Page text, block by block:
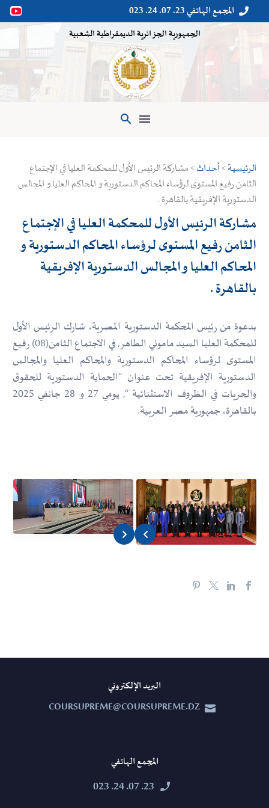

 المجمع الهاتفي 23. 07. 24. 023
الجمهورية الجزائرية الديمقراطية الشعبية

الرئيسية>أحداث> مشاركة الرئيس الأول للمحكمة العليا في الإجتماع
الثامن رفيع المستوى لرؤساء المحاكم الدستورية و المحاكم العليا و المجالس
الدستورية الإفريقية بالقاهرة .
مشاركة الرئيس الأول للمحكمة العليا في الإجتماع
الثامن رفيع المستوى لرؤساء المحاكم الدستورية و
المحاكم العليا و المجالس الدستورية الإفريقية
بالقاهرة .
بدعوة من رئيس المحكمة الدستورية المصرية، شارك الرئيس الأول
للمحكمة العليا السيد ماموني الطاهر, في الاجتماع الثامن(08) رفيع
المستوى لرؤساء المحاكم الدستورية والمحاكم العليا والمجالس
الدستورية الإفريقية تحت عنوان “الحماية الدستورية للحقوق
والحريات في الظروف الاستثنائية “, يومي 27 و 28 جانفي 2025
بالقاهرة، جمهورية مصر العربية.
البريد الإلكتروني


COURSUPREME@COURSUPREME.DZ
المجمع الهاتفي


23. 07. 24. 023